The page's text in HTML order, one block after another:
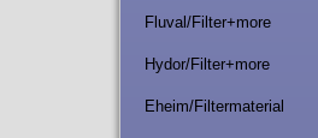
Fluval/Filter+more
Hydor/Filter+more
Eheim/Filtermaterial